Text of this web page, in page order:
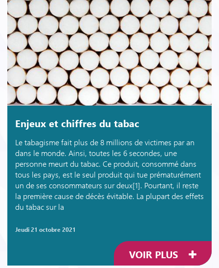
Enjeux et chiffres du tabac
Le tabagisme fait plus de 8 millions de victimes par an
dans le monde. Ainsi, toutes les 6 secondes, une
personne meurt du tabac. Ce produit, consommé dans
tous les pays, est le seul produit qui tue prématurément
un de ses consommateurs sur deux[1]. Pourtant, il reste
la première cause de décès évitable. La plupart des effets
du tabac sur la
jeudi 21 octobre 2021
VOIR PLUS